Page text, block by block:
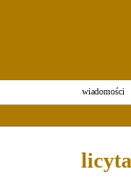
wiadomości